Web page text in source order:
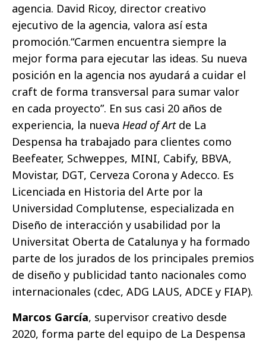
agencia. David Ricoy, director creativo
ejecutivo de la agencia, valora así esta
promoción.“Carmen encuentra siempre la
mejor forma para ejecutar las ideas. Su nueva
posición en la agencia nos ayudará a cuidar el
craft de forma transversal para sumar valor
en cada proyecto”. En sus casi 20 años de
experiencia, la nueva Head of Artde La
Despensa ha trabajado para clientes como
Beefeater, Schweppes, MINI, Cabify, BBVA,
Movistar, DGT, Cerveza Corona y Adecco. Es
Licenciada en Historia del Arte por la
Universidad Complutense, especializada en
Diseño de interacción y usabilidad por la
Universitat Oberta de Catalunya y ha formado
parte de los jurados de los principales premios
de diseño y publicidad tanto nacionales como
internacionales (cdec, ADG LAUS, ADCE y FIAP).
Marcos García, supervisor creativo desde
2020, forma parte del equipo de La Despensa